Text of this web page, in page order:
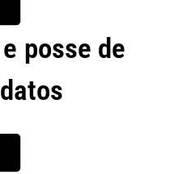
posse de